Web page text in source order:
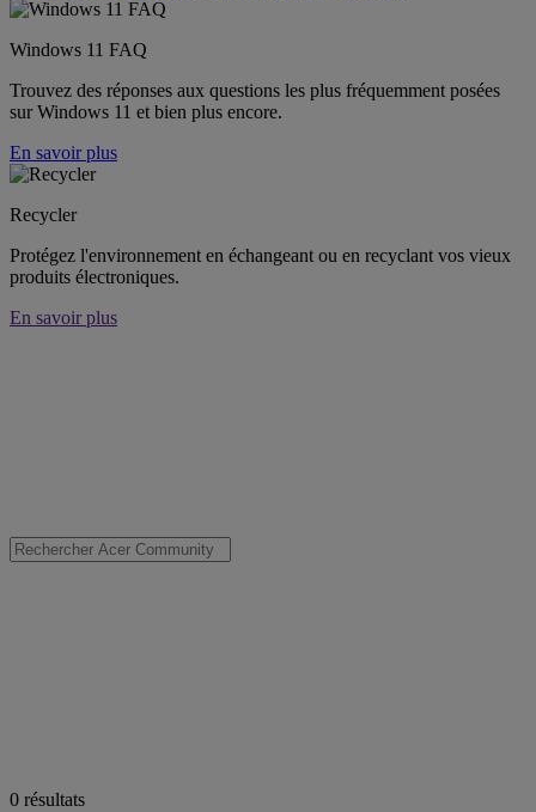
Windows 11 FAQ
Trouvez des réponses aux questions les plus fréquemment posées
sur Windows 11 et bien plus encore.
En savoir plus
Recycler
Protégez l'environnement en échangeant ou en recyclant vos vieux
produits électroniques.
En savoir plus
0 résultats